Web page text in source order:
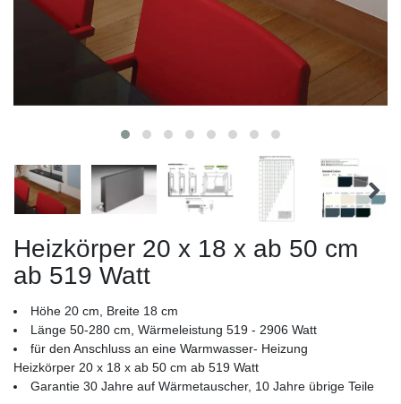
Heizkörper 20 x 18 x ab 50 cm
ab 519 Watt
Höhe 20 cm, Breite 18 cm
Länge 50-280 cm, Wärmeleistung 519 - 2906 Watt
für den Anschluss an eine Warmwasser- Heizung
Heizkörper 20 x 18 x ab 50 cm ab 519 Watt
Garantie 30 Jahre auf Wärmetauscher, 10 Jahre übrige Teile